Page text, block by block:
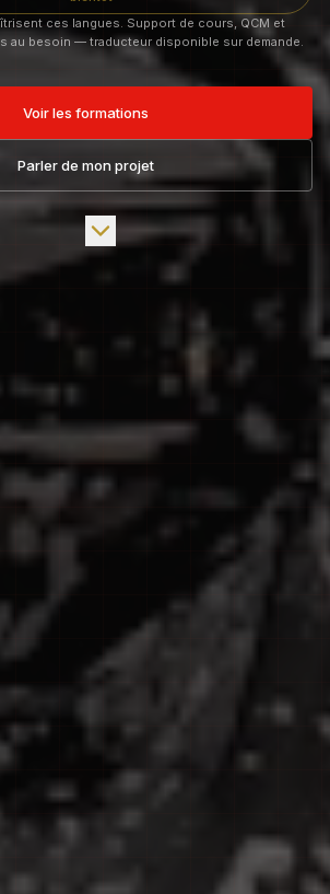
ces langues. Support de cours, QCM et
au besoin — traducteur disponible sur demande.
Voir les formations
Parler de mon projet